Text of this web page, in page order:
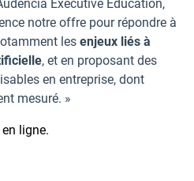
Executive Education,
notre offre pour répondre à
les enjeux liés à
, et en proposant des
en entreprise, dont
mesuré. »
en ligne.